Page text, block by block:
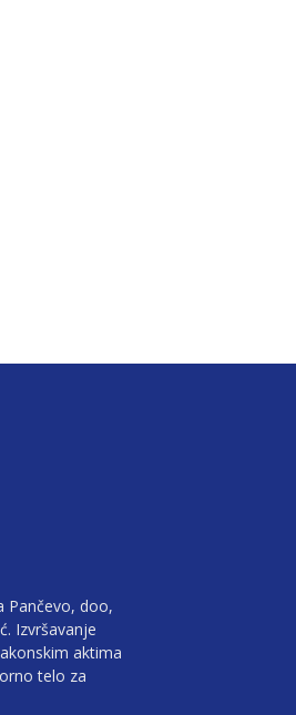
Pančevo, doo,
Izvršavanje
aktima
telo za